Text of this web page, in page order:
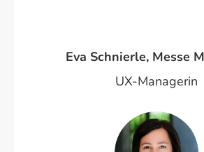
Eva Schnierle, Messe
UX-Managerin